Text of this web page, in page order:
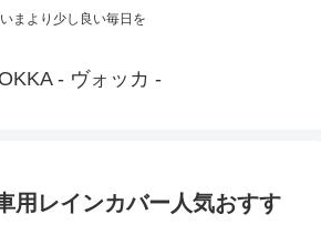
いまより少し良い毎日を
- ヴォッカ -
用レインカバー人気おすす